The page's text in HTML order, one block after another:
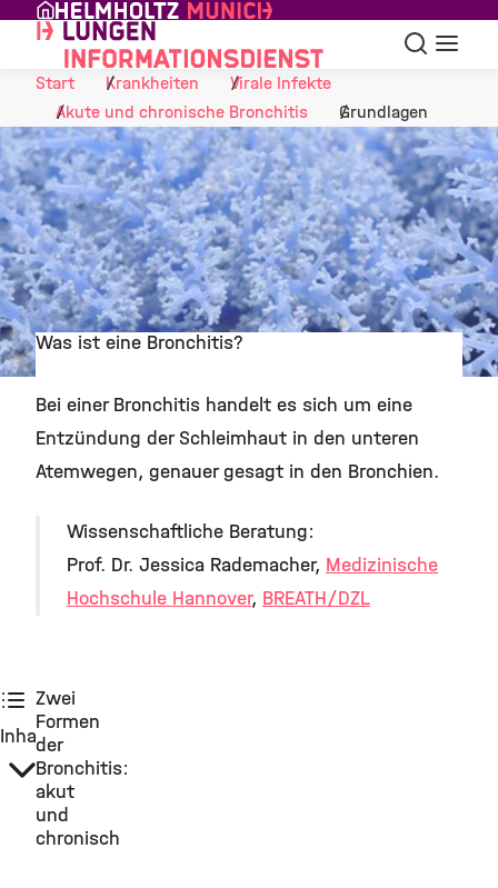
Skip to Content
Suche
Start
Krankheiten
Virale Infekte
Akute und chronische Bronchitis
Grundlagen
Was ist eine Bronchitis?
Bei einer Bronchitis handelt es sich um eine
Entzündung der Schleimhaut in den unteren
Atemwegen, genauer gesagt in den Bronchien.
Wissenschaftliche Beratung:
Prof. Dr. Jessica Rademacher, Medizinische
Hochschule Hannover, BREATH/DZL
Inhalt:
Zwei
Formen
der
Bronchitis:
akut
und
chronisch